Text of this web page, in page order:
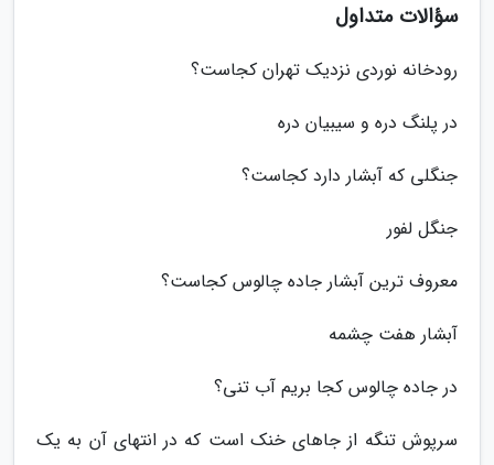
سؤالات متداول
رودخانه نوردی نزدیک تهران کجاست؟
در پلنگ دره و سیبیان دره
جنگلی که آبشار دارد کجاست؟
جنگل لفور
معروف ترین آبشار جاده چالوس کجاست؟
آبشار هفت چشمه
در جاده چالوس کجا بریم آب تنی؟
سرپوش تنگه از جاهای خنک است که در انتهای آن به یک